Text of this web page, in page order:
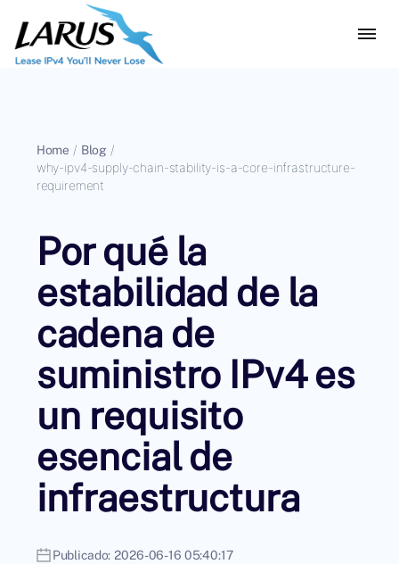
Home / Blog /
why-ipv4-supply-chain-stability-is-a-core-infrastructure-
requirement
Por qué la
estabilidad de la
cadena de
suministro IPv4 es
un requisito
esencial de
infraestructura
Publicado: 2026-06-16 05:40:17